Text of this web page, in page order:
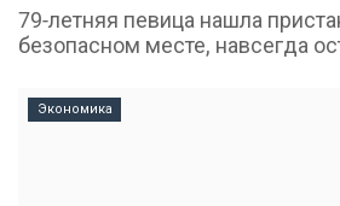
79-летняя певица нашла
безопасном месте, навсегда
Экономика